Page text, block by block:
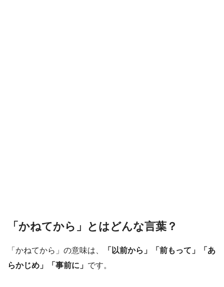
「かねてから」とはどんな言葉？
「かねてから」の意味は、
「以前から」「前もって」「あ
らかじめ」「事前に」 です。